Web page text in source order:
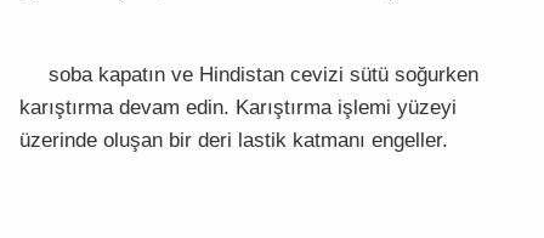
soba kapatın ve Hindistan cevizi sütü soğurken
karıştırma devam edin. Karıştırma işlemi yüzeyi
üzerinde oluşan bir deri lastik katmanı engeller.